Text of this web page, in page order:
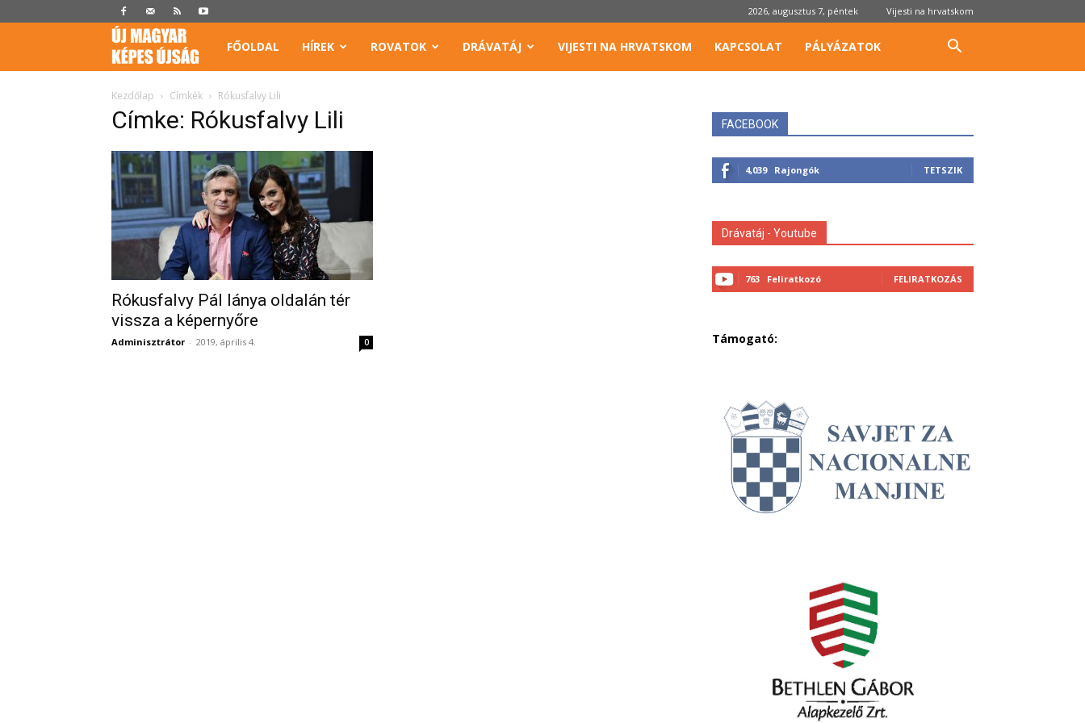
2026, augusztus 7, péntek Vijesti na hrvatskom
Képes
Újság
FŐOLDAL HÍREK ROVATOK DRÁVATÁJ VIJESTI NA HRVATSKOM KAPCSOLAT PÁLYÁZATOK
Kezdőlap Címkék Rókusfalvy Lili
Címke: Rókusfalvy Lili
Rókusfalvy Pál lánya oldalán tér
vissza a képernyőre
Adminisztrátor - 2019, április 4. 0
FACEBOOK
4,039 Rajongók TETSZIK
Drávatáj - Youtube
763 Feliratkozó FELIRATKOZÁS
Támogató: